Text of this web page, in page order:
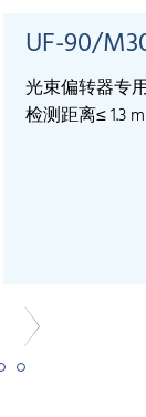
UF-90/
光束偏转器专
检测距离≤ 1.3